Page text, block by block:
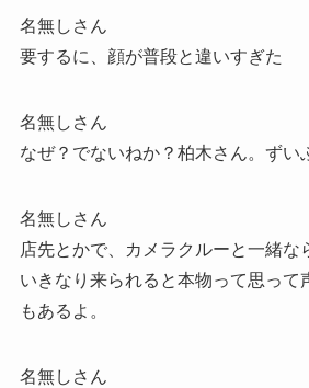
名無しさん
要するに、顔が普段と違いすぎた
名無しさん
なぜ？でないねか？柏木さん。ずい
名無しさん
店先とかで、カメラクルーと一緒な
いきなり来られると本物って思って
もあるよ。
名無しさん